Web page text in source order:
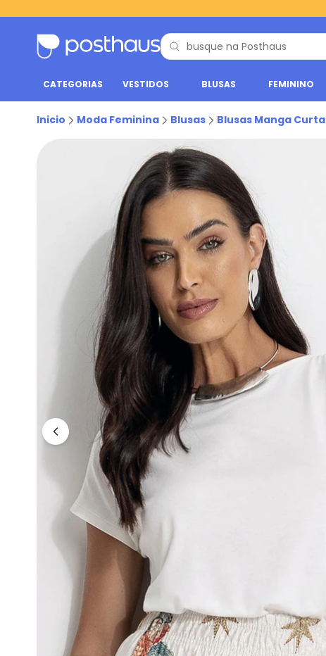
CATEGORIAS VESTIDOS BLUSAS FEMININO
Inicio Moda Feminina Blusas Blusas Manga Curta